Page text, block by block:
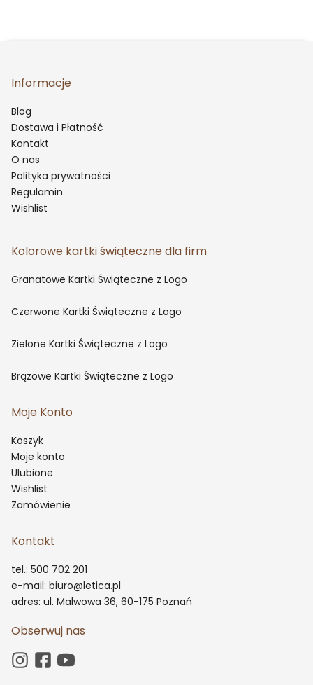
Informacje
Blog
Dostawa i Płatność
Kontakt
O nas
Polityka prywatności
Regulamin
Wishlist
Kolorowe kartki świąteczne dla firm
Granatowe Kartki Świąteczne z Logo
Czerwone Kartki Świąteczne z Logo
Zielone Kartki Świąteczne z Logo
Brązowe Kartki Świąteczne z Logo
Moje Konto
Koszyk
Moje konto
Ulubione
Wishlist
Zamówienie
Kontakt
tel.: 500 702 201
e-mail: biuro@letica.pl
adres: ul. Malwowa 36, 60-175 Poznań
Obserwuj nas